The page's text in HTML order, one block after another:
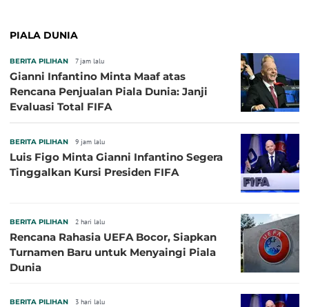
PIALA DUNIA
BERITA PILIHAN 7 jam lalu
Gianni Infantino Minta Maaf atas
Rencana Penjualan Piala Dunia: Janji
Evaluasi Total FIFA
BERITA PILIHAN 9 jam lalu
Luis Figo Minta Gianni Infantino Segera
Tinggalkan Kursi Presiden FIFA
BERITA PILIHAN 2 hari lalu
Rencana Rahasia UEFA Bocor, Siapkan
Turnamen Baru untuk Menyaingi Piala
Dunia
BERITA PILIHAN 3 hari lalu